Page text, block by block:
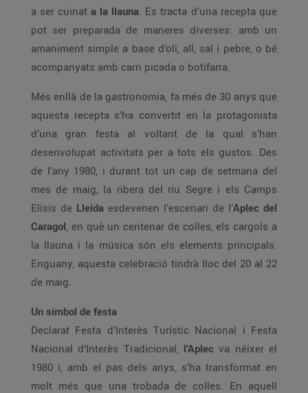
a ser cuinat a la llauna. Es tracta d’una recepta que
pot ser preparada de maneres diverses: amb un
amaniment simple a base d’oli, all, sal i pebre, o bé
acompanyats amb carn picada o botifarra.
Més enllà de la gastronomia, fa més de 30 anys que
aquesta recepta s’ha convertit en la protagonista
d’una gran festa al voltant de la qual s’han
desenvolupat activitats per a tots els gustos. Des
de l’any 1980, i durant tot un cap de setmana del
mes de maig, la ribera del riu Segre i els Camps
Elisis de Lleida esdevenen l’escenari de l’Aplec del
Caragol, en què un centenar de colles, els cargols a
la llauna i la música són els elements principals.
Enguany, aquesta celebració tindrà lloc del 20 al 22
de maig.
Un símbol de festa
Declarat Festa d’Interès Turístic Nacional i Festa
Nacional d’Interès Tradicional, l’Aplec va néixer el
1980 i, amb el pas dels anys, s’ha transformat en
molt més que una trobada de colles. En aquell